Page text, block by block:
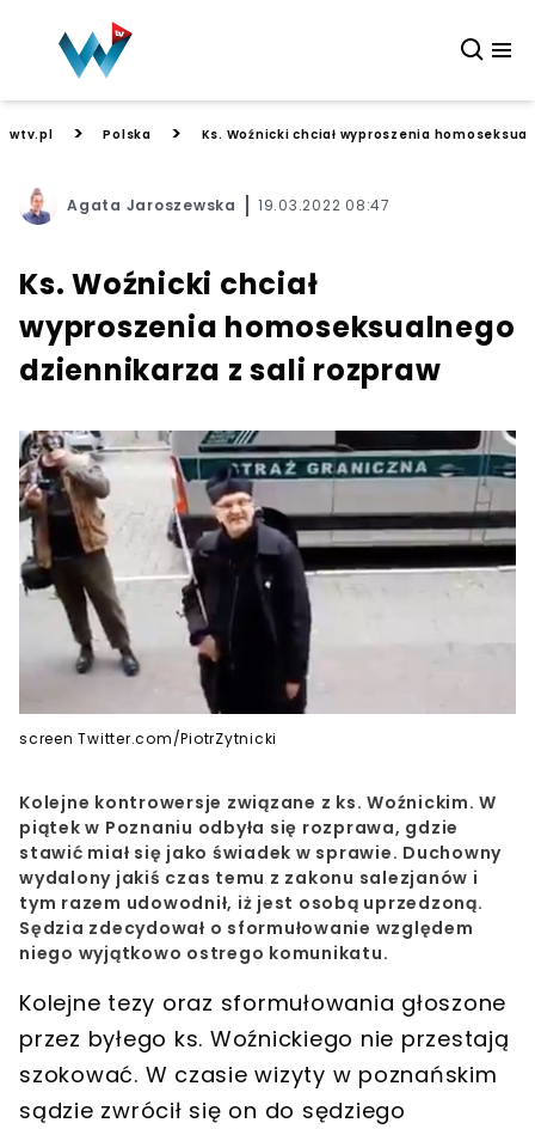
wtv.pl > Polska > Ks. Woźnicki chciał wyproszenia
Agata Jaroszewska 19.03.2022 08:47
Ks. Woźnicki chciał
wyproszenia homoseksualnego
dziennikarza z sali rozpraw
screen Twitter.com/PiotrZytnicki
Kolejne kontrowersje związane z ks. Woźnickim. W
piątek w Poznaniu odbyła się rozprawa, gdzie
stawić miał się jako świadek w sprawie. Duchowny
wydalony jakiś czas temu z zakonu salezjanów i
tym razem udowodnił, iż jest osobą uprzedzoną.
Sędzia zdecydował o sformułowanie względem
niego wyjątkowo ostrego komunikatu.
Kolejne tezy oraz sformułowania głoszone
przez byłego ks. Woźnickiego nie przestają
szokować. W czasie wizyty w poznańskim
sądzie zwrócił się on do sędziego